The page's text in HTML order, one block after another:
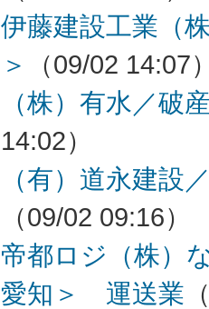
伊藤建設工業（
＞
（09/02 14:07
（株）有水／
14:02）
（有）道永建
（09/02 09:16）
帝都ロジ（株）
愛知＞ 運送業